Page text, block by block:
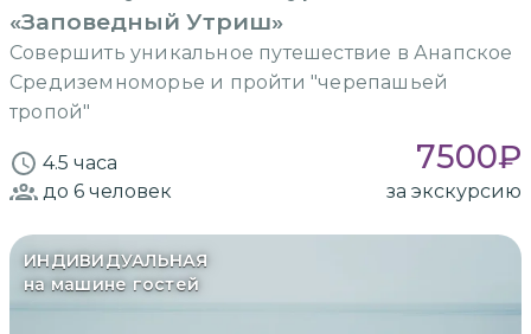
«Заповедный Утриш»
Совершить уникальное путешествие в Анапское
Средиземноморье и пройти "черепашьей
тропой"
4.5 часа 7500₽
до 6 человек за экскурсию
ИНДИВИДУАЛЬНАЯ
на машине гостей